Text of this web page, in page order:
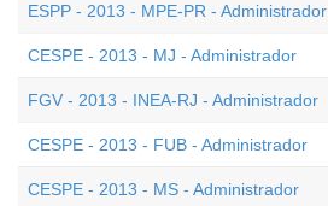
ESPP - 2013 - MPE-PR - Administrador
CESPE - 2013 - MJ - Administrador
FGV - 2013 - INEA-RJ - Administrador
CESPE - 2013 - FUB - Administrador
CESPE - 2013 - MS - Administrador